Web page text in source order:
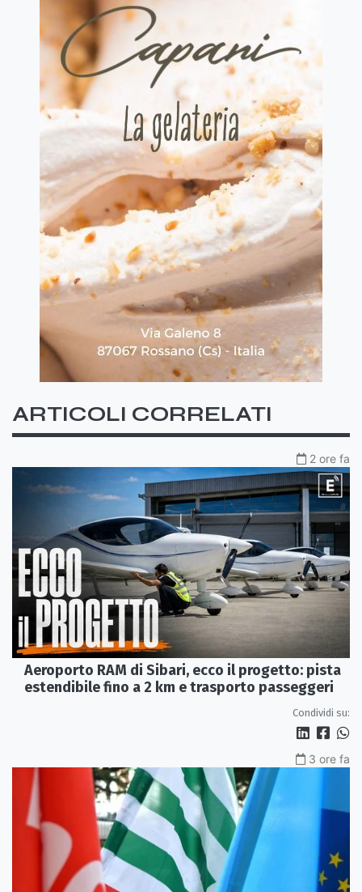
ARTICOLI CORRELATI
2 ore fa
Aeroporto RAM di Sibari, ecco il progetto: pista
estendibile fino a 2 km e trasporto passeggeri
Condividi su:
3 ore fa